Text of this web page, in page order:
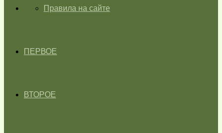
ГЛАВНАЯПравила на сайте
ПЕРВОЕ
ВТОРОЕ